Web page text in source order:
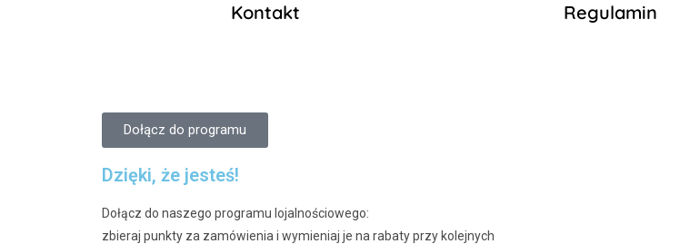
Kontakt Regulamin
Dołącz do programu
Dzięki, że jesteś!
Dołącz do naszego programu lojalnościowego:
zbieraj punkty za zamówienia i wymieniaj je na rabaty przy kolejnych